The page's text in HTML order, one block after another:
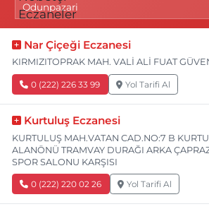
Nar Çiçeği Eczanesi
KIRMIZITOPRAK MAH. VALİ ALİ FUAT
0 (222) 226 33 99 Yol Tarifi Al
Kurtuluş Eczanesi
KURTULUŞ MAH.VATAN CAD.NO:7 B
ALANÖNÜ TRAMVAY DURAĞI ARKA
SPOR SALONU KARŞISI
0 (222) 220 02 26 Yol Tarifi Al